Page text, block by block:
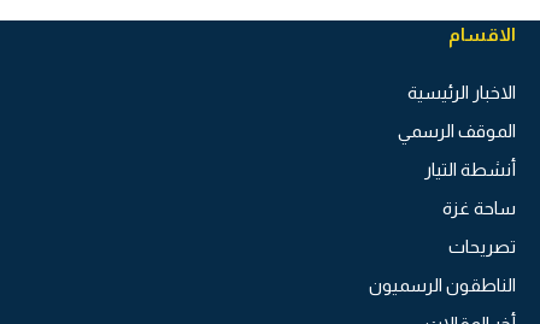
الاقسام
الاخبار الرئيسية
الموقف الرسمي
أنشطة التيار
ساحة غزة
تصريحات
الناطقون الرسميون